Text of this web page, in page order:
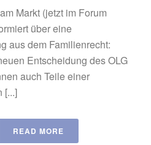
Markt (jetzt im Forum
über eine
aus dem Familienrecht:
Entscheidung des OLG
auch Teile einer
[...]
READ MORE